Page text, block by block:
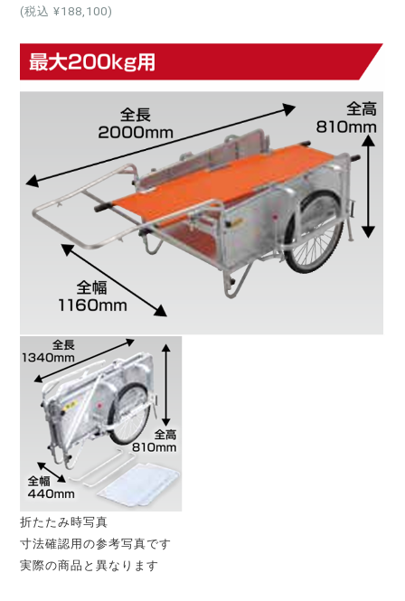
(税込 ¥188,100)
折たたみ時写真
寸法確認用の参考写真です
実際の商品と異なります